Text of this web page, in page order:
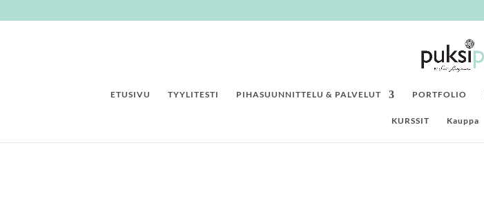
ETUSIVU TYYLITESTI PIHASUUNNITTELU & PALVELUT PORTFOLIO
KURSSIT Kauppa